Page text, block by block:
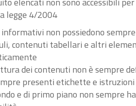
legge 4/2004
non possiedono
contenuti tabellari e altri
dei contenuti non è sempre
presenti etichette e
e di primo piano non sempre